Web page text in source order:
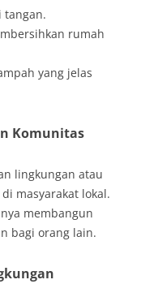
tangan.
rumah
yang jelas
Komunitas
lingkungan atau
masyarakat lokal.
membangun
bagi orang lain.